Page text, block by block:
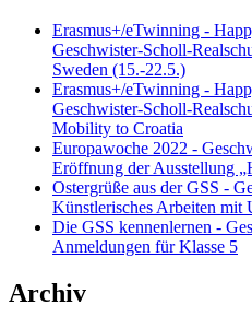
Erasmus+/eTwinning -
Geschwister-Scholl-
Sweden (15.-22.5.)
Erasmus+/eTwinning -
Geschwister-Scholl-
Mobility to Croatia
Europawoche 2022 -
Eröffnung der Ausstellung
Ostergrüße aus der GSS -
Künstlerisches Arbeiten mit
Die GSS kennenlernen -
Anmeldungen für Klasse 5
Archiv